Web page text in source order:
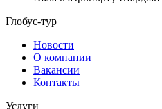
Глобус-тур
Новости
О компании
Вакансии
Контакты
Услуги